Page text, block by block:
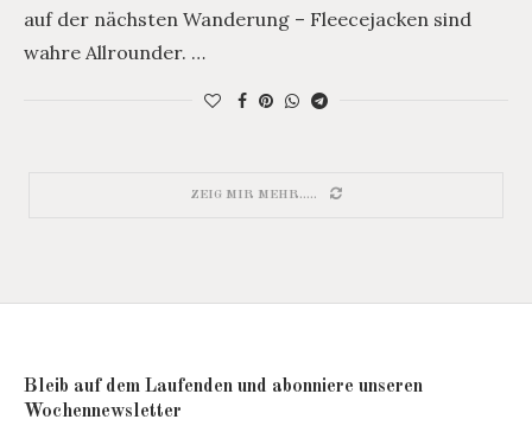
auf der nächsten Wanderung – Fleecejacken sind
wahre Allrounder. …
ZEIG MIR MEHR.....
Bleib auf dem Laufenden und abonniere unseren
Wochennewsletter